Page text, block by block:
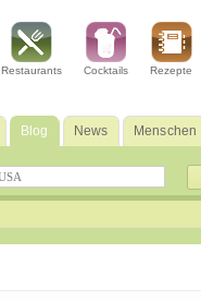
Restaurants Cocktails Rezepte
Blog News Menschen